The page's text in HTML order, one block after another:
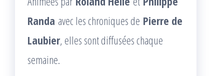
Randa avec les chroniques de Pierre de
Laubier, elles sont diffusées chaque
semaine.